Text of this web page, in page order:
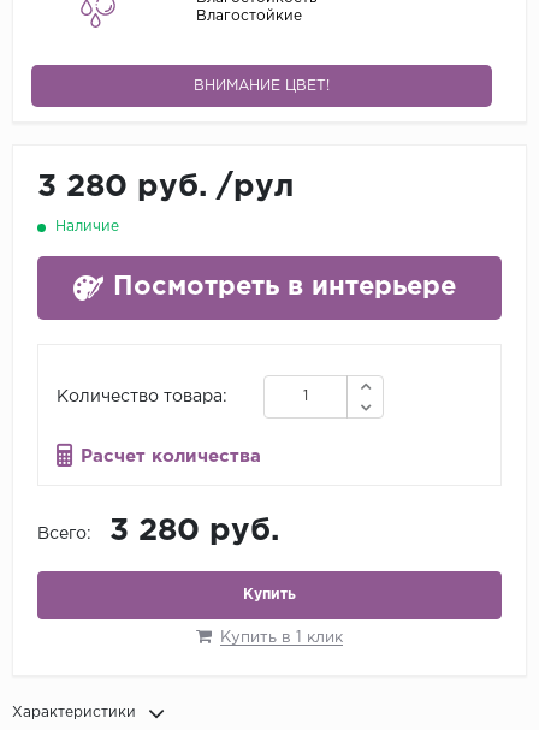
Влагостойкие
ВНИМАНИЕ ЦВЕТ!
3 280 руб. /рул
Наличие
Посмотреть в интерьере
Количество товара:
Расчет количества
Всего: 3 280 руб.
Купить
Купить в 1 клик
Характеристики